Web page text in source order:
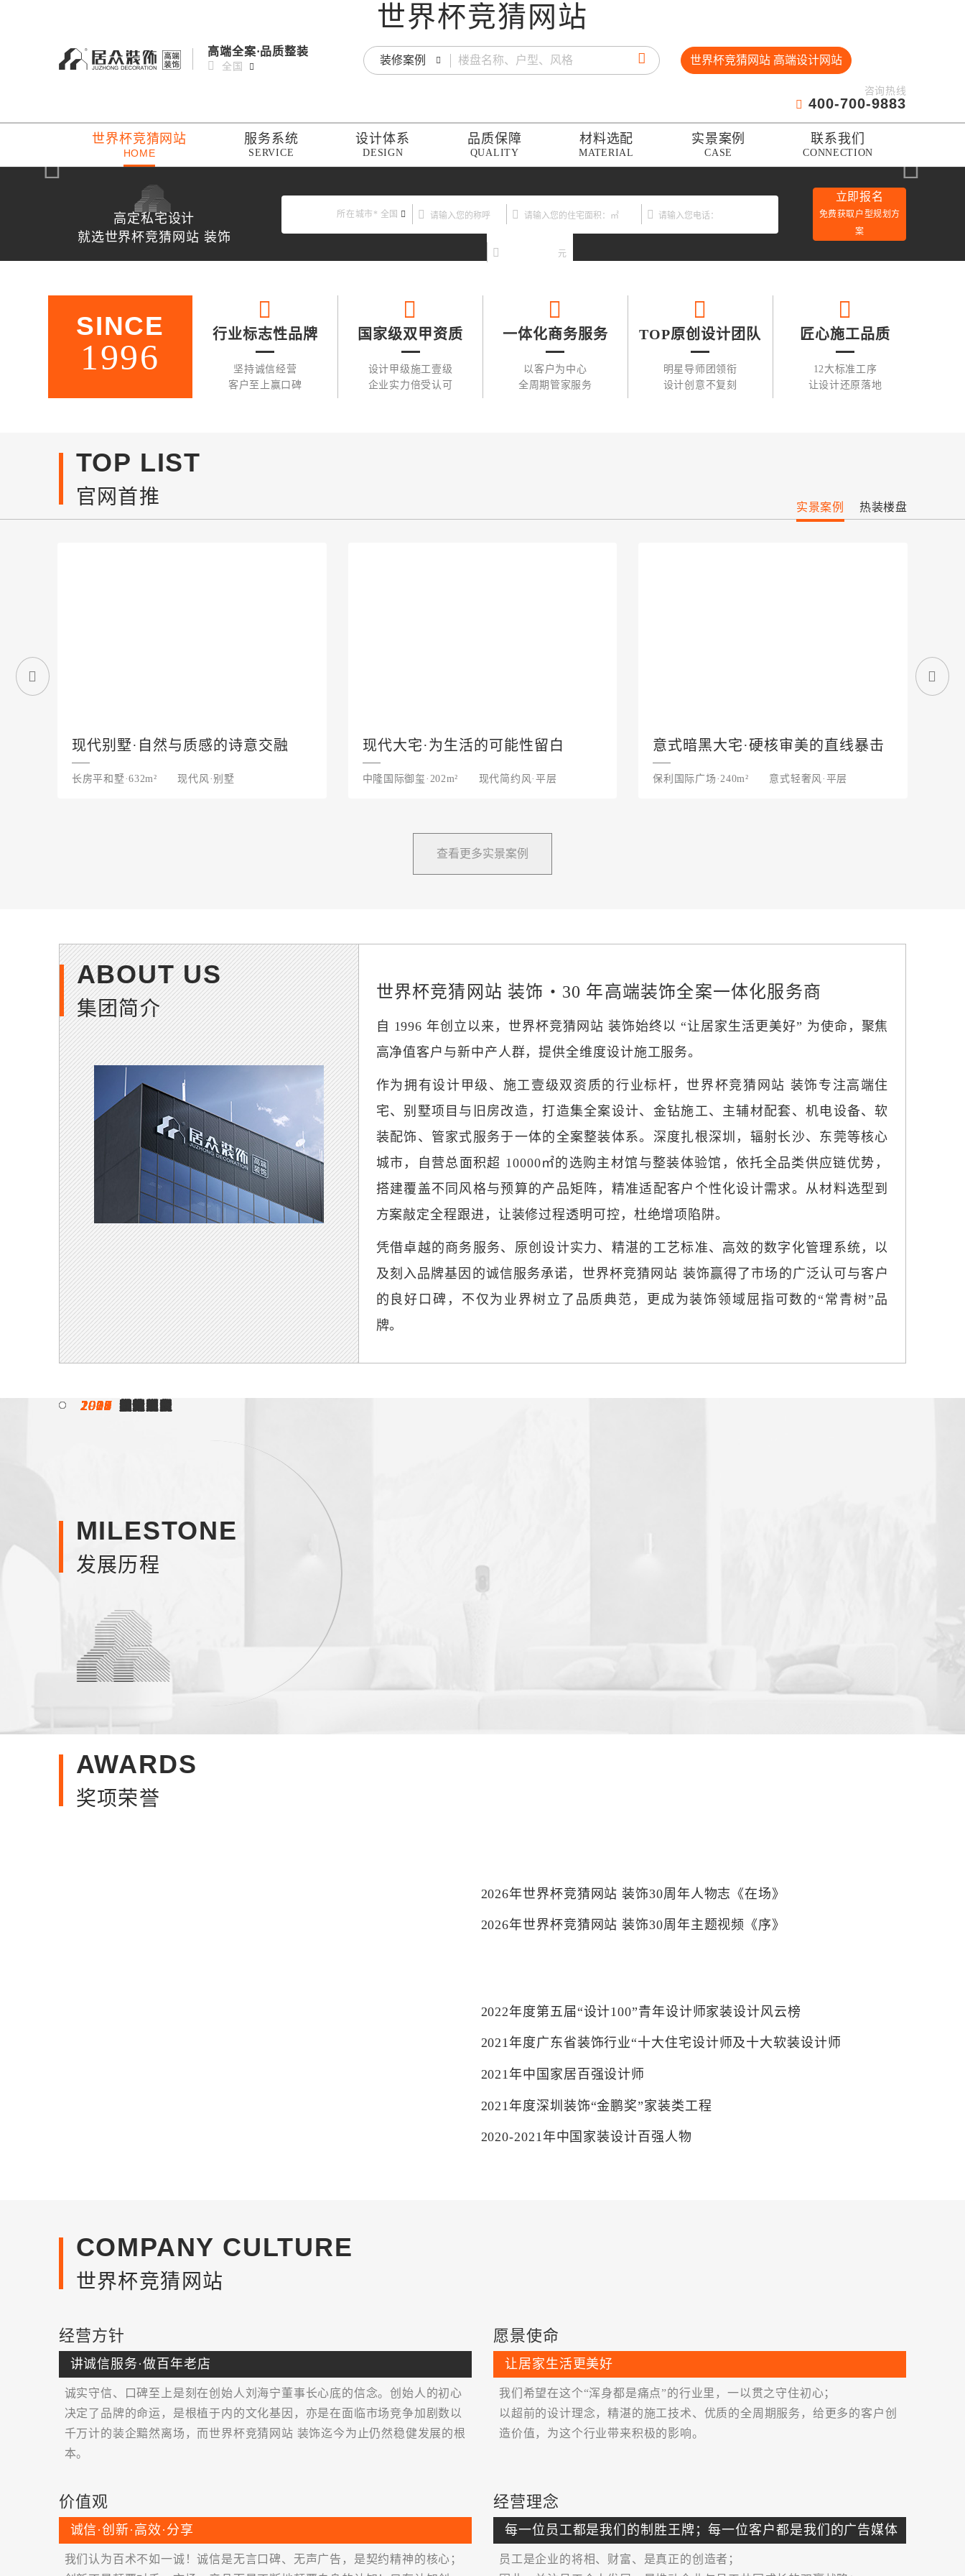
世界杯竞猜网站
高端全案·品质整装
全国
装修案例 世界杯竞猜网站 高端设计网站
咨询热线
400-700-9883
世界杯竞猜网站
HOME
服务系统
SERVICE
设计体系
DESIGN
品质保障
QUALITY
材料选配
MATERIAL
实景案例
CASE
联系我们
CONNECTION
高定私宅设计
就选世界杯竞猜网站 装饰
所在城市* 全国
元
立即报名
免费获取户型规划方
案
SINCE
1996
行业标志性品牌
坚持诚信经营
客户至上赢口碑
国家级双甲资质
设计甲级施工壹级
企业实力倍受认可
一体化商务服务
以客户为中心
全周期管家服务
TOP原创设计团队
明星导师团领衔
设计创意不复刻
匠心施工品质
12大标准工序
让设计还原落地
TOP LIST
官网首推 实景案例 热装楼盘
现代别墅·自然与质感的诗意交融
长房平和墅·632m² 现代风·别墅
现代大宅·为生活的可能性留白
中隆国际御玺·202m² 现代简约风·平层
意式暗黑大宅·硬核审美的直线暴击
保利国际广场·240m² 意式轻奢风·平层
查看更多实景案例
ABOUT US
集团简介
世界杯竞猜网站 装饰・30 年高端装饰全案一体化服务商
自 1996 年创立以来，世界杯竞猜网站 装饰始终以 “让居家生活更美好” 为使命，聚焦
高净值客户与新中产人群，提供全维度设计施工服务。
作为拥有设计甲级、施工壹级双资质的行业标杆，世界杯竞猜网站 装饰专注高端住
宅、别墅项目与旧房改造，打造集全案设计、金钻施工、主辅材配套、机电设备、软
装配饰、管家式服务于一体的全案整装体系。深度扎根深圳，辐射长沙、东莞等核心
城市，自营总面积超 10000㎡的选购主材馆与整装体验馆，依托全品类供应链优势，
搭建覆盖不同风格与预算的产品矩阵，精准适配客户个性化设计需求。从材料选型到
方案敲定全程跟进，让装修过程透明可控，杜绝增项陷阱。
凭借卓越的商务服务、原创设计实力、精湛的工艺标准、高效的数字化管理系统，以
及刻入品牌基因的诚信服务承诺，世界杯竞猜网站 装饰赢得了市场的广泛认可与客户
的良好口碑，不仅为业界树立了品质典范，更成为装饰领域屈指可数的“常青树”品
牌。
MILESTONE
发展历程
1996 入驻
1998 引领
2000 奠定方向
2003 全新定位
2004 扩大版图
2005 变革颠覆
2007 荣耀满贯
2008 双甲资质
2009 墅造实力
2012 屡获殊荣
2013 质的飞跃
2015 细分产业
2017 模式创新
2018 超越改变
2019 实力见证
2020 逆势而上
2021 蓄势而发
2022 稳中求进
2023 守正蜕变
2024 全新征程
2025 韧性增长
AWARDS
奖项荣誉
2026年世界杯竞猜网站 装饰30周年人物志《在场》
2026年世界杯竞猜网站 装饰30周年主题视频《序》
2022年度第五届“设计100”青年设计师家装设计风云榜
2021年度广东省装饰行业“十大住宅设计师及十大软装设计师
2021年中国家居百强设计师
2021年度深圳装饰“金鹏奖”家装类工程
2020-2021年中国家装设计百强人物
2019年度深圳市装饰家装类工程“金鹏奖”
第二届“欧典杯”全国居室装饰实例大奖赛金/银奖
第六届中国室内设计双年展“优秀奖”
第二届中国（深圳）国际文化产业博览交易会中国创意设计大奖住宅装饰设计“优秀奖”
2007年威能杯中国（住宅）室内设计明星大赛银奖、铜奖
COMPANY CULTURE
世界杯竞猜网站
经营方针
讲诚信服务·做百年老店
诚实守信、口碑至上是刻在创始人刘海宁董事长心底的信念。创始人的初心
决定了品牌的命运，是根植于内的文化基因，亦是在面临市场竞争加剧数以
千万计的装企黯然离场，而世界杯竞猜网站 装饰迄今为止仍然稳健发展的根
本。
愿景使命
让居家生活更美好
我们希望在这个“浑身都是痛点”的行业里，一以贯之守住初心；
以超前的设计理念，精湛的施工技术、优质的全周期服务，给更多的客户创
造价值，为这个行业带来积极的影响。
价值观
诚信·创新·高效·分享
我们认为百术不如一诚！诚信是无言口碑、无声广告，是契约精神的核心；
经营理念
每一位员工都是我们的制胜王牌；每一位客户都是我们的广告媒体
员工是企业的将相、财富、是真正的创造者；